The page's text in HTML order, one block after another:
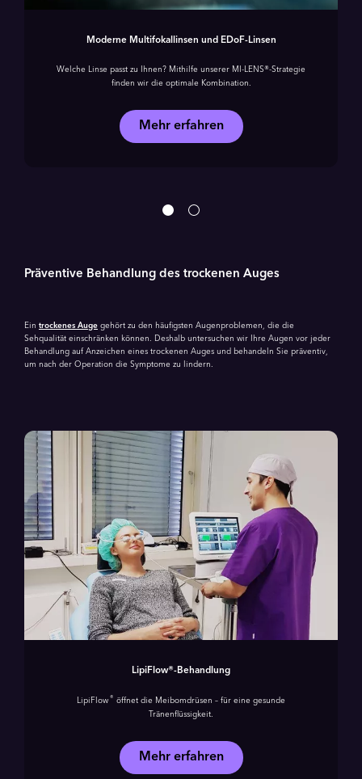
Moderne Multifokallinsen und EDoF-Linsen
Welche Linse passt zu Ihnen? Mithilfe unserer MI-LENS®-Strategie
finden wir die optimale Kombination.
Mehr erfahren
Präventive Behandlung des trockenen Auges
Ein trockenes Auge gehört zu den häufigsten Augenproblemen, die die
Sehqualität einschränken können. Deshalb untersuchen wir Ihre Augen vor jeder
Behandlung auf Anzeichen eines trockenen Auges und behandeln Sie präventiv,
um nach der Operation die Symptome zu lindern.
LipiFlow®-Behandlung
LipiFlow ® öffnet die Meibomdrüsen – für eine gesunde
Tränenflüssigkeit.
Mehr erfahren